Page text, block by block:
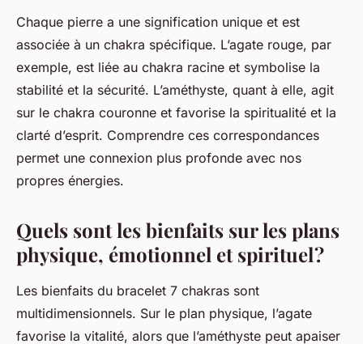
Chaque pierre a une signification unique et est
associée à un chakra spécifique. L’agate rouge, par
exemple, est liée au chakra racine et symbolise la
stabilité et la sécurité. L’améthyste, quant à elle, agit
sur le chakra couronne et favorise la spiritualité et la
clarté d’esprit. Comprendre ces correspondances
permet une connexion plus profonde avec nos
propres énergies.
Quels sont les bienfaits sur les plans
physique, émotionnel et spirituel ?
Les bienfaits du bracelet 7 chakras sont
multidimensionnels. Sur le plan physique, l’agate
favorise la vitalité, alors que l’améthyste peut apaiser